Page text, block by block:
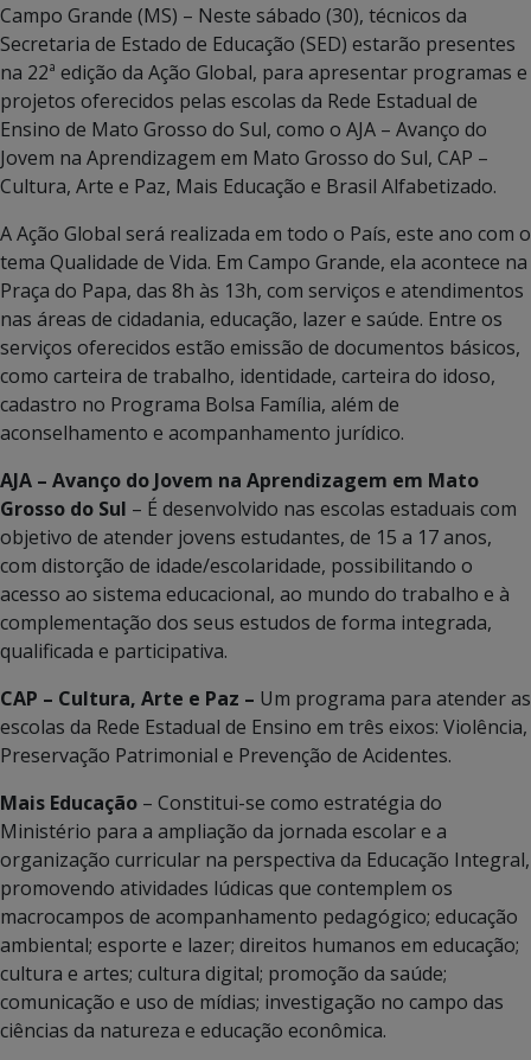
Campo Grande (MS) – Neste sábado (30), técnicos da
Secretaria de Estado de Educação (SED) estarão presentes
na 22ª edição da Ação Global, para apresentar programas e
projetos oferecidos pelas escolas da Rede Estadual de
Ensino de Mato Grosso do Sul, como o AJA – Avanço do
Jovem na Aprendizagem em Mato Grosso do Sul, CAP –
Cultura, Arte e Paz, Mais Educação e Brasil Alfabetizado.
A Ação Global será realizada em todo o País, este ano com o
tema Qualidade de Vida. Em Campo Grande, ela acontece na
Praça do Papa, das 8h às 13h, com serviços e atendimentos
nas áreas de cidadania, educação, lazer e saúde. Entre os
serviços oferecidos estão emissão de documentos básicos,
como carteira de trabalho, identidade, carteira do idoso,
cadastro no Programa Bolsa Família, além de
aconselhamento e acompanhamento jurídico.
AJA – Avanço do Jovem na Aprendizagem em Mato
Grosso do Sul – É desenvolvido nas escolas estaduais com
objetivo de atender jovens estudantes, de 15 a 17 anos,
com distorção de idade/escolaridade, possibilitando o
acesso ao sistema educacional, ao mundo do trabalho e à
complementação dos seus estudos de forma integrada,
qualificada e participativa.
CAP – Cultura, Arte e Paz – Um programa para atender as
escolas da Rede Estadual de Ensino em três eixos: Violência,
Preservação Patrimonial e Prevenção de Acidentes.
Mais Educação – Constitui-se como estratégia do
Ministério para a ampliação da jornada escolar e a
organização curricular na perspectiva da Educação Integral,
promovendo atividades lúdicas que contemplem os
macrocampos de acompanhamento pedagógico; educação
ambiental; esporte e lazer; direitos humanos em educação;
cultura e artes; cultura digital; promoção da saúde;
comunicação e uso de mídias; investigação no campo das
ciências da natureza e educação econômica.